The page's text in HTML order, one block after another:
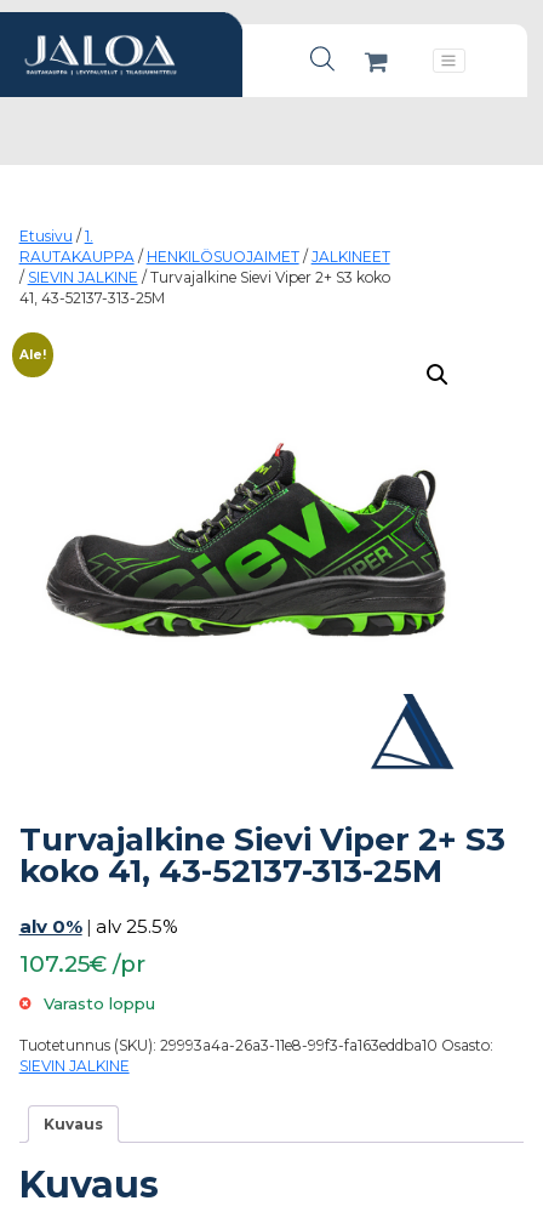
Products search
Päävalikko
Etusivu / 1.
RAUTAKAUPPA/ HENKILÖSUOJAIMET/ JALKINEET
/ SIEVIN JALKINE / Turvajalkine Sievi Viper 2+ S3 koko
41, 43-52137-313-25M
Ale!
Turvajalkine Sievi Viper 2+ S3
koko 41, 43-52137-313-25M
alv 0% | alv 25.5%
107.25€ /pr
Varasto loppu
Tuotetunnus (SKU): 29993a4a-26a3-11e8-99f3-fa163eddba10 Osasto:
SIEVIN JALKINE
Kuvaus
Kuvaus